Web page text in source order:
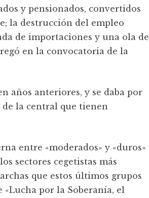
y pensionados, convertidos
la destrucción del empleo
de importaciones y una ola de
en la convocatoria de la
años anteriores, y se daba por
la central que tienen
entre «moderados» y «duros»
sectores cegetistas más
que estos últimos grupos
por la Soberanía, el